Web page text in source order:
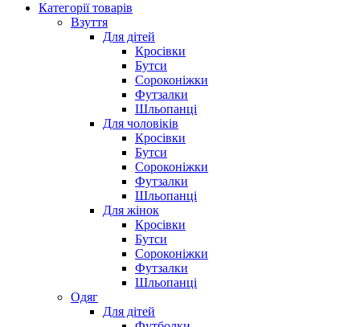
Категорії товарів
Взуття
Для дітей
Кросівки
Бутси
Сороконіжки
Футзалки
Шльопанці
Для чоловіків
Кросівки
Бутси
Сороконіжки
Футзалки
Шльопанці
Для жінок
Кросівки
Бутси
Сороконіжки
Футзалки
Шльопанці
Одяг
Для дітей